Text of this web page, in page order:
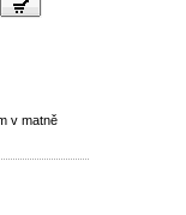
v matně